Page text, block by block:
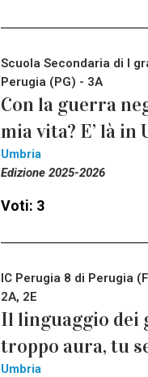
Scuola Secondaria di I
Perugia (PG) - 3A
Con la guerra
mia vita? E’ là in
Umbria
Edizione 2025-2026
Voti: 3
IC Perugia 8 di Perugia
2A, 2E
Il linguaggio dei
troppo aura, tu
Umbria